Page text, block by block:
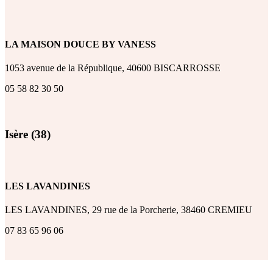
LA MAISON DOUCE BY VANESS
1053 avenue de la République, 40600 BISCARROSSE
05 58 82 30 50
Isère (38)
LES LAVANDINES
LES LAVANDINES, 29 rue de la Porcherie, 38460 CREMIEU
07 83 65 96 06